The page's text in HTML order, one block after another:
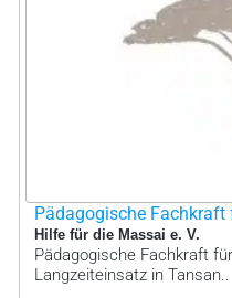
Pädagogische Fachkraft
Hilfe für die Massai e. V.
Pädagogische Fachkraft
Langzeiteinsatz in Tansan..